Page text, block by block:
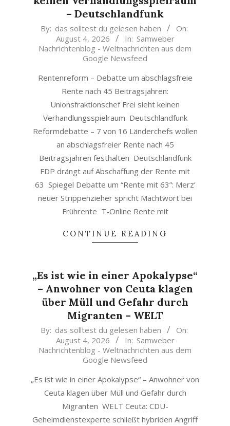
– Deutschlandfunk
2026-
04
By: das solltest du gelesen haben
On:
August 4, 2026
In: Samweber
Nachrichtenblog - Weltnachrichten aus dem
Google Newsfeed
Rentenreform – Debatte um abschlagsfreie
Rente nach 45 Beitragsjahren:
Unionsfraktionschef Frei sieht keinen
Verhandlungsspielraum Deutschlandfunk
Reformdebatte – 7 von 16 Länderchefs wollen
an abschlagsfreier Rente nach 45
Beitragsjahren festhalten Deutschlandfunk
FDP drängt auf Abschaffung der Rente mit
63 Spiegel Debatte um “Rente mit 63”: Merz’
neuer Strippenzieher spricht Machtwort bei
Frührente T-Online Rente mit
CONTINUE READING
„Es ist wie in einer Apokalypse“
– Anwohner von Ceuta klagen
über Müll und Gefahr durch
Migranten – WELT
2026-
04
By: das solltest du gelesen haben
On:
August 4, 2026
In: Samweber
Nachrichtenblog - Weltnachrichten aus dem
Google Newsfeed
„Es ist wie in einer Apokalypse“ – Anwohner von
Ceuta klagen über Müll und Gefahr durch
Migranten WELT Ceuta: CDU-
Geheimdienstexperte schließt hybriden Angriff